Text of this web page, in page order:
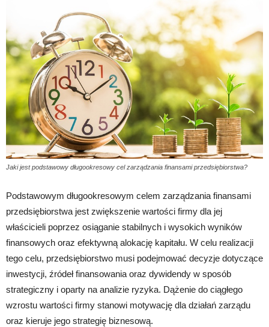
Jaki jest podstawowy długookresowy cel zarządzania finansami przedsiębiorstwa?
Podstawowym długookresowym celem zarządzania finansami
przedsiębiorstwa jest zwiększenie wartości firmy dla jej
właścicieli poprzez osiąganie stabilnych i wysokich wyników
finansowych oraz efektywną alokację kapitału. W celu realizacji
tego celu, przedsiębiorstwo musi podejmować decyzje dotyczące
inwestycji, źródeł finansowania oraz dywidendy w sposób
strategiczny i oparty na analizie ryzyka. Dążenie do ciągłego
wzrostu wartości firmy stanowi motywację dla działań zarządu
oraz kieruje jego strategię biznesową.